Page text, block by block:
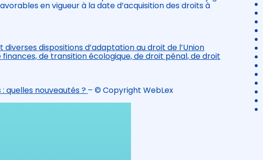
en vigueur à la date d’acquisition des droits à
dispositions d’adaptation au droit de l’Union
de transition écologique, de droit pénal, de droit
quelles nouveautés ? – © Copyright WebLex